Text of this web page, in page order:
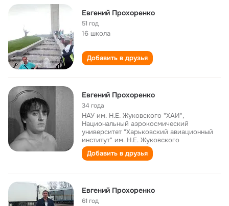
Евгений Прохоренко
51 год
16 школа
Добавить в друзья
Евгений Прохоренко
34 года
НАУ им. Н.Е. Жуковского "ХАИ",
Национальный аэрокосмический
университет "Харьковский авиационный
институт" им. Н.Е. Жуковского
Добавить в друзья
Евгений Прохоренко
61 год